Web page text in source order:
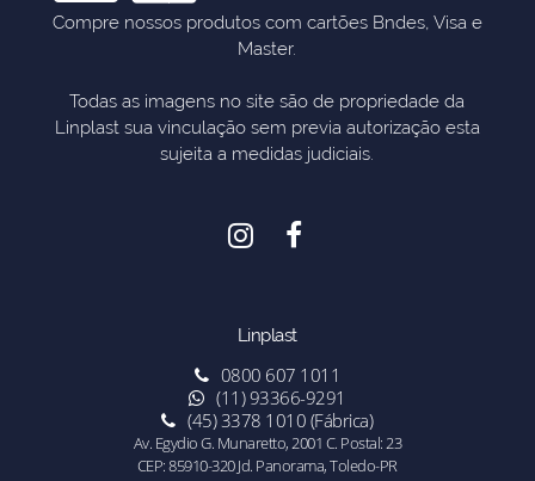
Compre nossos produtos com cartões Bndes, Visa e
Master.
Todas as imagens no site são de propriedade da
Linplast sua vinculação sem previa autorização esta
sujeita a medidas judiciais.
Linplast
0800 607 1011
(11) 93366-9291
(45) 3378 1010 (Fábrica)
Av. Egydio G. Munaretto, 2001 C. Postal: 23
CEP: 85910-320 Jd. Panorama, Toledo-PR